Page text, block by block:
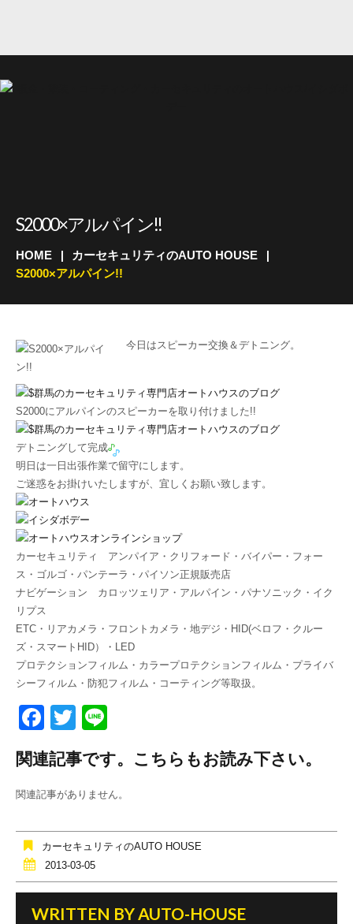
S2000×アルパイン!!
HOME
カーセキュリティのAUTO HOUSE
S2000×アルパイン!!
今日はスピーカー交換＆デトニング。
S2000にアルパインのスピーカーを取り付けました!!
デトニングして完成
明日は一日出張作業で留守にします。
ご迷惑をお掛けいたしますが、宜しくお願い致します。
カーセキュリティ アンパイア・クリフォード・バイパー・フォー
ス・ゴルゴ・パンテーラ・パイソン正規販売店
ナビゲーション カロッツェリア・アルパイン・パナソニック・イク
リプス
ETC・リアカメラ・フロントカメラ・地デジ・HID(ベロフ・クルー
ズ・スマートHID）・LED
プロテクションフィルム・カラープロテクションフィルム・プライバ
シーフィルム・防犯フィルム・コーティング等取扱。
F
a
c
e
o
o
k
T
tt
er
e
関連記事です。こちらもお読み下さい。
関連記事がありません。
カーセキュリティのAUTO HOUSE
2013-03-05
WRITTEN BYAUTO-HOUSE